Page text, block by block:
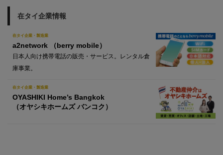
在タイ企業情報
在タイ企業・製造業
a2network （berry mobile）
日本人向け携帯電話の販売・サービス。レンタル倉
庫事業。
在タイ企業・製造業
OYASHIKI Home’s Bangkok
（オヤシキホームズ バンコク）